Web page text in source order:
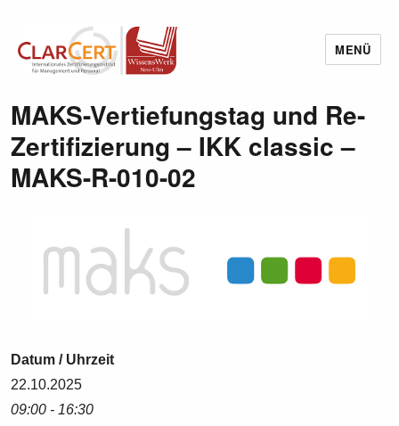
Wissenswerk Neu-Ulm
MENÜ
MAKS-Vertiefungstag und Re-
Zertifizierung – IKK classic –
MAKS-R-010-02
Datum / Uhrzeit
22.10.2025
09:00 - 16:30